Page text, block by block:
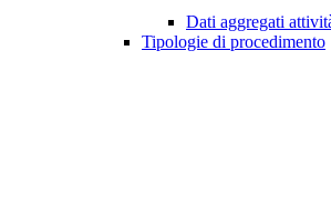
Dati aggregati
Tipologie di procedimento